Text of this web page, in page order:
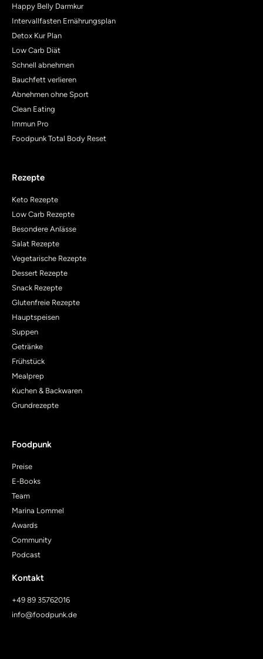
Happy Belly Darmkur
Intervallfasten Ernährungsplan
Detox Kur Plan
Low Carb Diät
Schnell abnehmen
Bauchfett verlieren
Abnehmen ohne Sport
Clean Eating
Immun Pro
Foodpunk Total Body Reset
Rezepte
Keto Rezepte
Low Carb Rezepte
Besondere Anlässe
Salat Rezepte
Vegetarische Rezepte
Dessert Rezepte
Snack Rezepte
Glutenfreie Rezepte
Hauptspeisen
Suppen
Getränke
Frühstück
Mealprep
Kuchen & Backwaren
Grundrezepte
Foodpunk
Preise
E-Books
Team
Marina Lommel
Awards
Community
Podcast
Kontakt
+49 89 35762016
info@foodpunk.de